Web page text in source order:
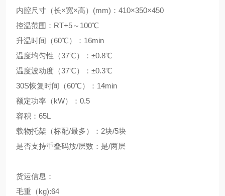
内腔尺寸（长×宽×高）(mm)：410×350×450
控温范围：RT+5～100℃
升温时间（60℃）：16min
温度均匀性（37℃）：±0.8℃
温度波动度（37℃）：±0.3℃
30S恢复时间（60℃）：14min
额定功率（kW）：0.5
容积：65L
载物托架（标配/最多）：2块/5块
是否支持重叠码放/层数：是/两层
货运信息：
毛重（kg):64